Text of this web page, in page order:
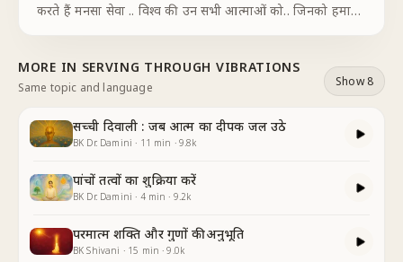
करते हैं मनसा सेवा .. विश्व की उन सभी आत्माओं को.. जिनको हमारी
MORE IN SERVING THROUGH VIBRATIONS
Same topic and language Show 8
सच्ची दिवाली : जब आत्म का दीपक जल उठे
BK Dr. Damini · 11 min · 9.8k
पांचों तत्वों का शुक्रिया करें
BK Dr. Damini · 4min · 9.2k
परमात्म शक्ति और गुणों की अनुभूति
BK Shivani · 15 min ·9.0k